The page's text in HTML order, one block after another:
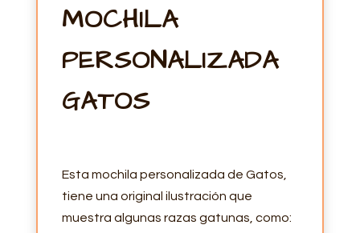
MOCHILA
PERSONALIZADA
GATOS
Esta mochila personalizada de Gatos,
tiene una original ilustración que
muestra algunas razas gatunas, como: